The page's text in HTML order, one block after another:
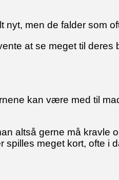
men de falder som
at se meget til deres
kan være med til
altså gerne må kravle
spilles meget kort, ofte i